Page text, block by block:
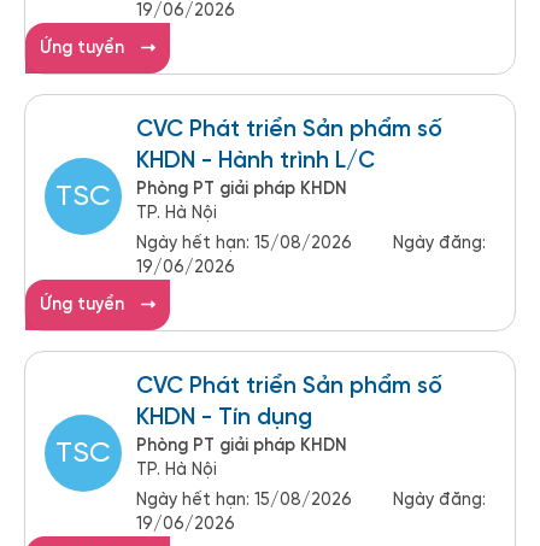
19/06/2026
Ứng tuyển
TSC
CVC Phát triển Sản phẩm số
KHDN - Hành trình L/C
Phòng PT giải pháp KHDN
TP. Hà Nội
Ngày hết hạn: 15/08/2026
Ngày đăng:
19/06/2026
Ứng tuyển
TSC
CVC Phát triển Sản phẩm số
KHDN - Tín dụng
Phòng PT giải pháp KHDN
TP. Hà Nội
Ngày hết hạn: 15/08/2026
Ngày đăng:
19/06/2026